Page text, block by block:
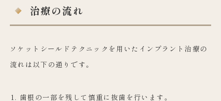
治療の流れ
ソケットシールドテクニックを用いたインプラント治療の
流れは以下の通りです。
歯根の一部を残して慎重に抜歯を行います。